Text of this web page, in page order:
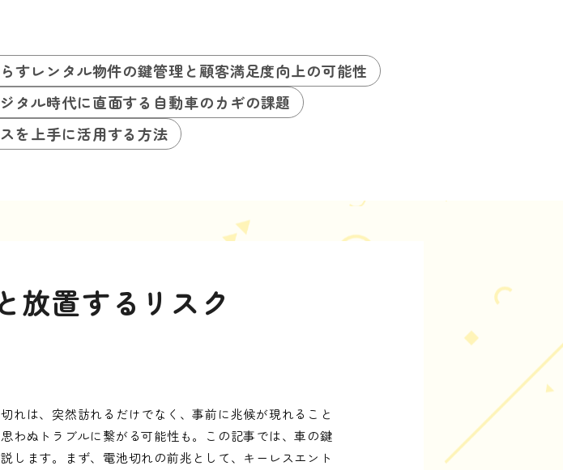
すレンタル物件の鍵管理と顧客満足度向上の可能性
タル時代に直面する自動車のカギの課題
を上手に活用する方法
放置するリスク
れは、突然訪れるだけでなく、事前に兆候が現れること
わぬトラブルに繋がる可能性も。この記事では、車の鍵
します。まず、電池切れの前兆として、キーレスエント